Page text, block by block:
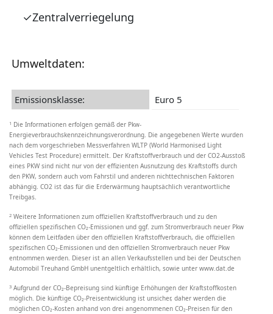
Zentralverriegelung
Umweltdaten:
Emissionsklasse: Euro 5
1 Die Informationen erfolgen gemäß der Pkw-
Energieverbrauchskennzeichnungsverordnung. Die angegebenen Werte wurden
nach dem vorgeschrieben Messverfahren WLTP (World Harmonised Light
Vehicles Test Procedure) ermittelt. Der Kraftstoffverbrauch und der CO2-Ausstoß
eines PKW sind nicht nur von der effizienten Ausnutzung des Kraftstoffs durch
den PKW, sondern auch vom Fahrstil und anderen nichttechnischen Faktoren
abhängig. CO2 ist das für die Erderwärmung hauptsächlich verantwortliche
Treibgas.
2 Weitere Informationen zum offiziellen Kraftstoffverbrauch und zu den
offiziellen spezifischen CO₂-Emissionen und ggf. zum Stromverbrauch neuer Pkw
können dem Leitfaden über den offiziellen Kraftstoffverbrauch, die offiziellen
spezifischen CO₂-Emissionen und den offiziellen Stromverbrauch neuer Pkw
entnommen werden. Dieser ist an allen Verkaufsstellen und bei der Deutschen
Automobil Treuhand GmbH unentgeltlich erhältlich, sowie unter www.dat.de
3 Aufgrund der CO₂-Bepreisung sind künftige Erhöhungen der Kraftstoffkosten
möglich. Die künftige CO₂-Preisentwicklung ist unsicher, daher werden die
möglichen CO₂-Kosten anhand von drei angenommenen CO₂-Preisen für den